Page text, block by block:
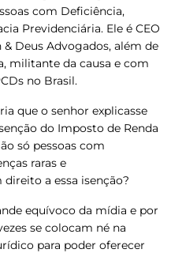
com Deficiência,
Previdenciária. Ele é CEO
Deus Advogados, além de
militante da causa e com
no Brasil.
que o senhor explicasse
do Imposto de Renda
só pessoas com
raras e
a essa isenção?
equívoco da mídia e por
se colocam né na
para poder oferecer